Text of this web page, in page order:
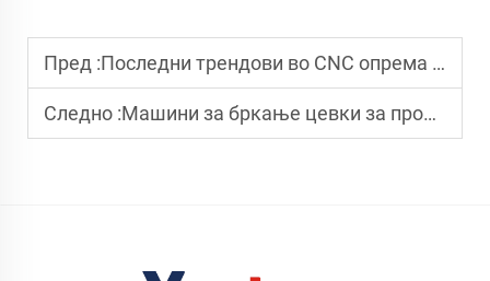
Пред :Последни трендови во CNC опрема за савивање цевки и цеви
Следно :Машини за бркање цевки за производство на цевки за системи за точење